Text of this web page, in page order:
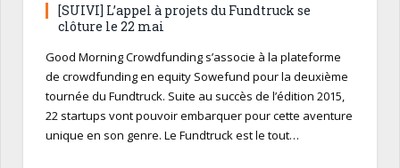
[SUIVI] L’appel à projets du Fundtruck se
clôture le 22 mai
Good Morning Crowdfunding s’associe à la plateforme
de crowdfunding en equity Sowefund pour la deuxième
tournée du Fundtruck. Suite au succès de l’édition 2015,
22 startups vont pouvoir embarquer pour cette aventure
unique en son genre. Le Fundtruck est le tout…